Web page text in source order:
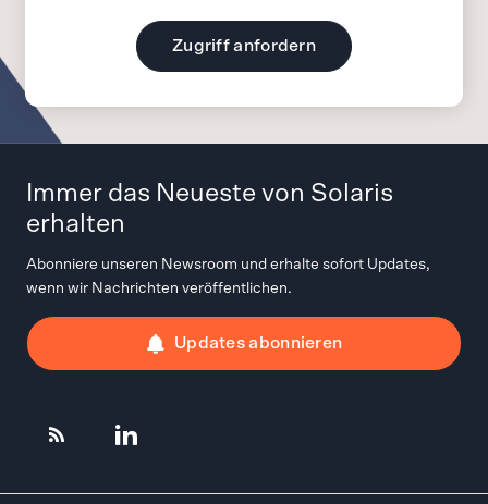
Zugriff anfordern
Immer das Neueste von Solaris
erhalten
Abonniere unseren Newsroom und erhalte sofort Updates,
wenn wir Nachrichten veröffentlichen.
Updates abonnieren